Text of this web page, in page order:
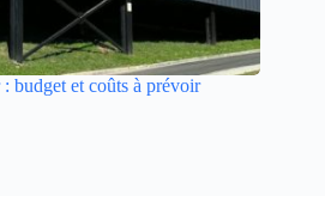
budget et coûts à prévoir